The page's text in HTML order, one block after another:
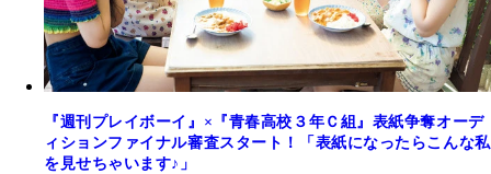
『週刊プレイボーイ』×『青春高校３年Ｃ組』表紙争奪オーデ
ィションファイナル審査スタート！「表紙になったらこんな私
を見せちゃいます♪」